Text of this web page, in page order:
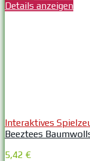
Details anzeigen
Interaktives
Beeztees
5,42 €